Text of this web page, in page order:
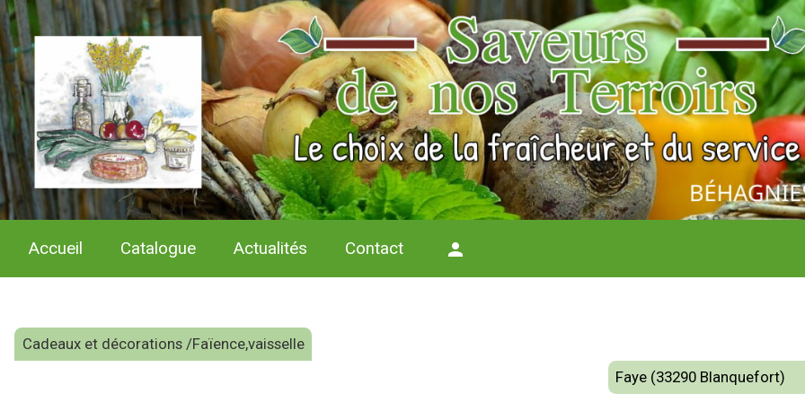
Accueil Catalogue Actualités Contact person
Cadeaux et décorations /Faïence,vaisselle
Faye (33290 Blanquefort)